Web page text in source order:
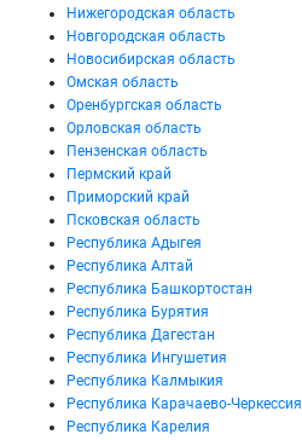
Нижегородская область
Новгородская область
Новосибирская область
Омская область
Оренбургская область
Орловская область
Пензенская область
Пермский край
Приморский край
Псковская область
Республика Адыгея
Республика Алтай
Республика Башкортостан
Республика Бурятия
Республика Дагестан
Республика Ингушетия
Республика Калмыкия
Республика Карачаево-Черкессия
Республика Карелия